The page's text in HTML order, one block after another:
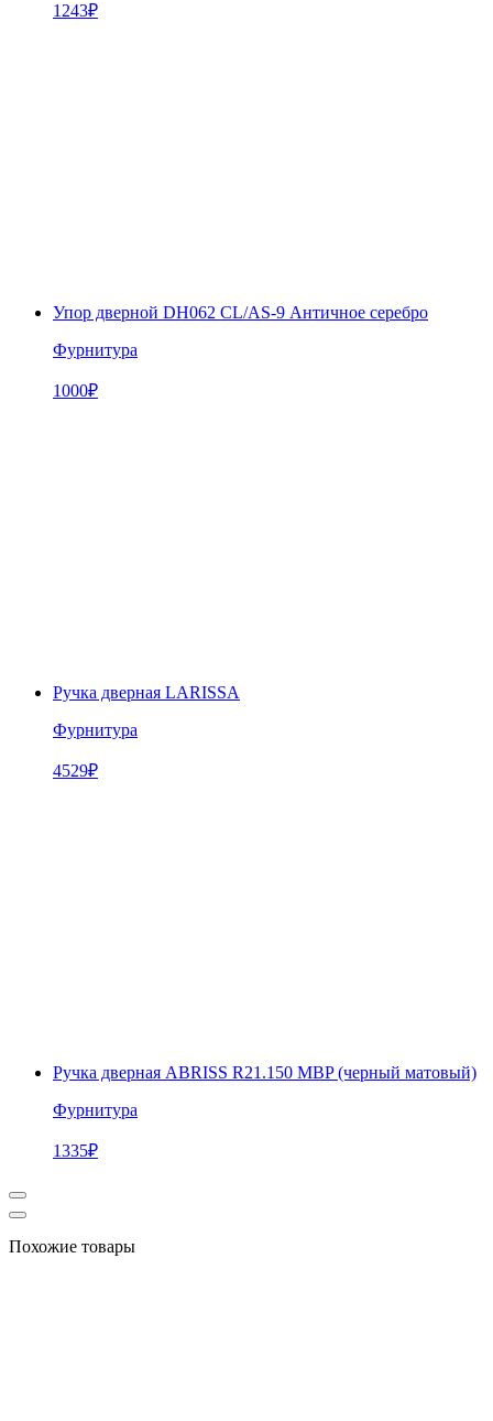
1243₽
Упор дверной DH062 CL/AS-9 Античное серебро
Фурнитура
1000₽
Ручка дверная LARISSA
Фурнитура
4529₽
Ручка дверная ABRISS R21.150 MBP (черный матовый)
Фурнитура
1335₽
Похожие товары